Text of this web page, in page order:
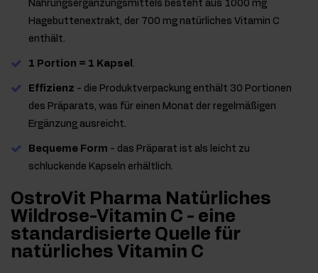
Nahrungsergänzungsmittels besteht aus 1000 mg
Hagebuttenextrakt, der 700 mg natürliches Vitamin C
enthält.
1 Portion = 1 Kapsel .
Effizienz - die Produktverpackung enthält 30 Portionen
des Präparats, was für einen Monat der regelmäßigen
Ergänzung ausreicht.
Bequeme Form - das Präparat ist als leicht zu
schluckende Kapseln erhältlich.
OstroVit Pharma Natürliches
Wildrose-Vitamin C - eine
standardisierte Quelle für
natürliches Vitamin C